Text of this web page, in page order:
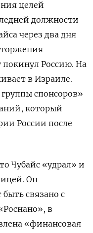
целей
должности
через два дня
Россию. На
в Израиле.
спонсоров»
который
России после
Чубайс «удрал» и
Он
связано с
в
«финансовая